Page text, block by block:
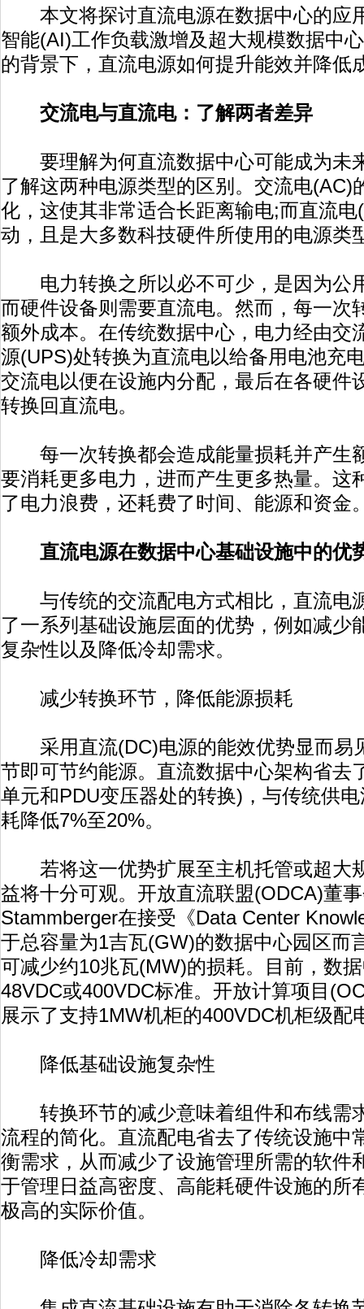
本文将探讨直流电源在数据中心的应
智能(AI)工作负载激增及超大规模数据中
的背景下，直流电源如何提升能效并降低
交流电与直流电：了解两者差异
要理解为何直流数据中心可能成为未
了解这两种电源类型的区别。交流电(AC)
化，这使其非常适合长距离输电;而直流
动，且是大多数科技硬件所使用的电源类
电力转换之所以必不可少，是因为公
而硬件设备则需要直流电。然而，每一次
额外成本。在传统数据中心，电力经由交
源(UPS)处转换为直流电以给备用电池充
交流电以便在设施内分配，最后在各硬件
转换回直流电。
每一次转换都会造成能量损耗并产生
要消耗更多电力，进而产生更多热量。这
了电力浪费，还耗费了时间、能源和资金
直流电源在数据中心基础设施中的优
与传统的交流配电方式相比，直流电
了一系列基础设施层面的优势，例如减少
复杂性以及降低冷却需求。
减少转换环节，降低能源损耗
采用直流(DC)电源的能效优势显而易
节即可节约能源。直流数据中心架构省去
单元和PDU变压器处的转换)，与传统供
耗降低7%至20%。
若将这一优势扩展至主机托管或超大
益将十分可观。开放直流联盟(ODCA)董
Stammberger在接受《Data Center
于总容量为1吉瓦(GW)的数据中心园区而
可减少约10兆瓦(MW)的损耗。目前，数
48VDC或400VDC标准。开放计算项目
展示了支持1MW机柜的400VDC机柜级配
降低基础设施复杂性
转换环节的减少意味着组件和布线需
流程的简化。直流配电省去了传统设施中
衡需求，从而减少了设施管理所需的软件
于管理日益高密度、高能耗硬件设施的所
极高的实际价值。
降低冷却需求